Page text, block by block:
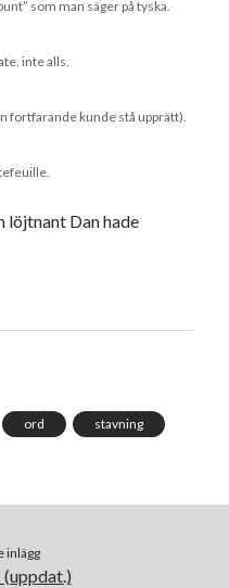
som man säger på tyska.
inte alls.
fortfarande kunde stå upprätt).
löjtnant Dan hade
ord stavning
inlägg
(uppdat.)